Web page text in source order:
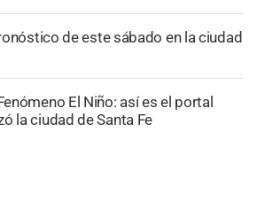
de este sábado en la ciudad
El Niño: así es el portal
la ciudad de Santa Fe